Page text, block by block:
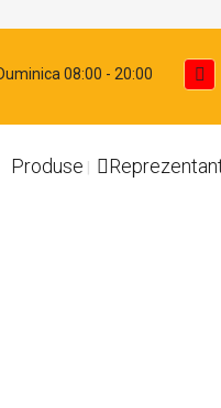
08:00 - 20:00
Produse